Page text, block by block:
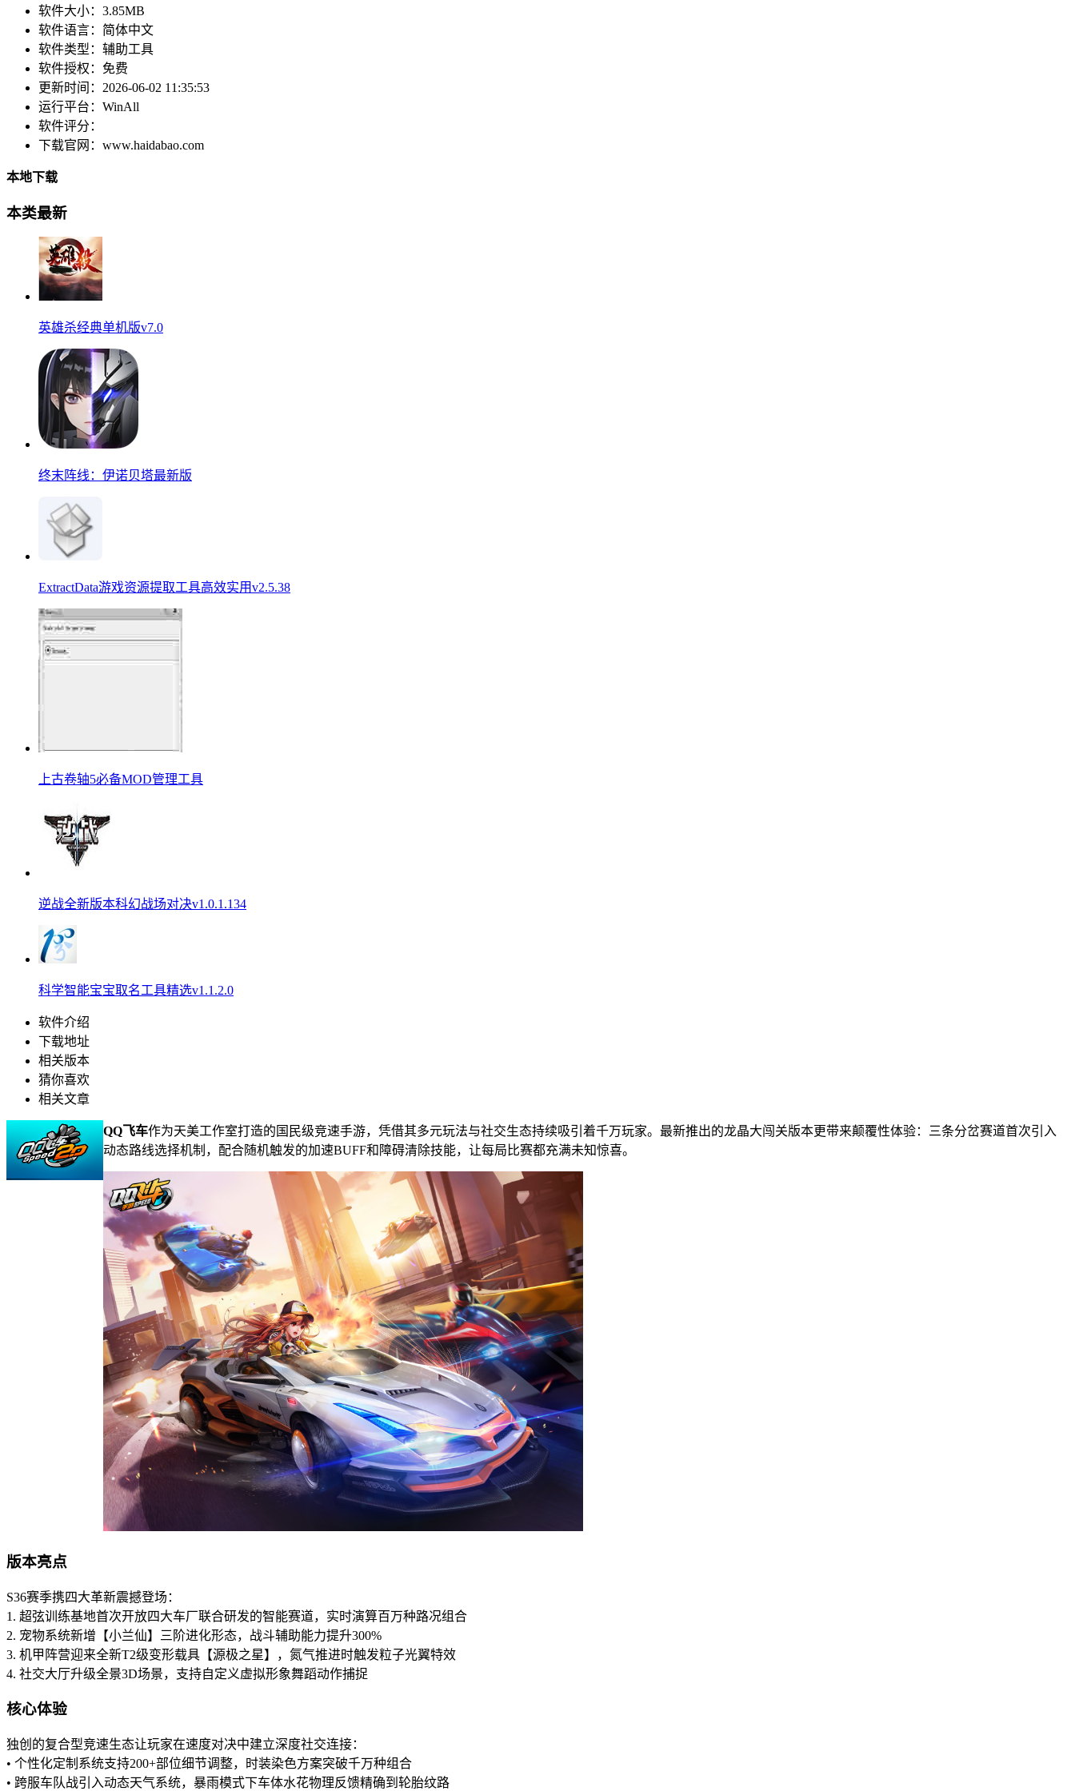
软件大小： 3.85MB
软件语言： 简体中文
软件类型： 辅助工具
软件授权： 免费
更新时间： 2026-06-02 11:35:53
运行平台： WinAll
软件评分：
下载官网： www.haidabao.com
本地下载
本类最新
英雄杀经典单机版v7.0
终末阵线：伊诺贝塔最新版
ExtractData游戏资源提取工具高效实用v2.5.38
上古卷轴5必备MOD管理工具
逆战全新版本科幻战场对决v1.0.1.134
科学智能宝宝取名工具精选v1.1.2.0
软件介绍
下载地址
相关版本
猜你喜欢
相关文章
QQ飞车作为天美工作室打造的国民级竞速手游，凭借其多元玩法与社交生态持续吸引着千万玩家。最新推出的龙晶大闯关版本更带来颠覆性体验：三条分岔赛道首次引入
动态路线选择机制，配合随机触发的加速BUFF和障碍清除技能，让每局比赛都充满未知惊喜。
版本亮点
S36赛季携四大革新震撼登场：
1. 超弦训练基地首次开放四大车厂联合研发的智能赛道，实时演算百万种路况组合
2. 宠物系统新增【小兰仙】三阶进化形态，战斗辅助能力提升300%
3. 机甲阵营迎来全新T2级变形载具【源极之星】，氮气推进时触发粒子光翼特效
4. 社交大厅升级全景3D场景，支持自定义虚拟形象舞蹈动作捕捉
核心体验
独创的复合型竞速生态让玩家在速度对决中建立深度社交连接：
• 个性化定制系统支持200+部位细节调整，时装染色方案突破千万种组合
• 跨服车队战引入动态天气系统，暴雨模式下车体水花物理反馈精确到轮胎纹路